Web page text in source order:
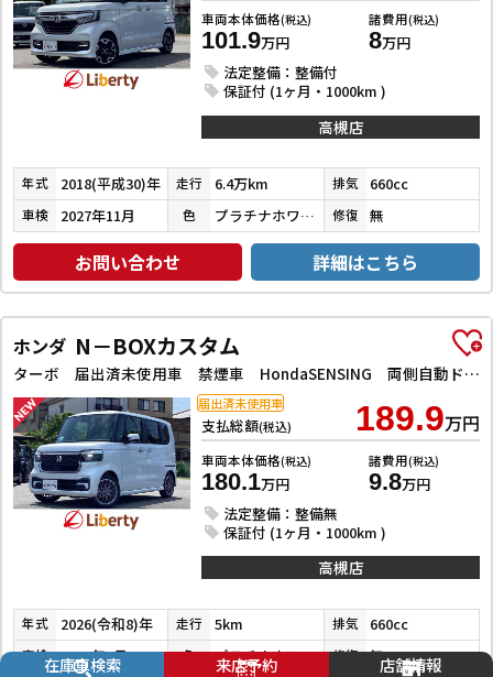
車両本体価格(税込)
101.9万円
諸費用(税込)
8万円
法定整備：整備付
保証付 (1ヶ月・1000km )
高槻店
年式 2018(平成30)年 走行 6.4万km 排気 660cc
車検 2027年11月 色 プラチナホワイトパール 修復 無
お問い合わせ 詳細はこちら
ホンダ N－BOXカスタム
ターボ 届出済未使用車 禁煙車 HondaSENSING 両側自動ドア アダプティブクルーズコントロール 電子パーキング 革巻きステアリング パドルシフト 前席シートヒーター LEDヘッドライト スマートキー
支払総額(税込) 189.9万円
車両本体価格(税込)
180.1万円
諸費用(税込)
9.8万円
法定整備：整備無
保証付 (1ヶ月・1000km )
届出済未使用車
高槻店
年式 2026(令和8)年 走行 5km 排気 660cc
車検 2029年7月 色 プラチナホワイトパール 修復 無
在庫車検索 来店予約 店舗情報